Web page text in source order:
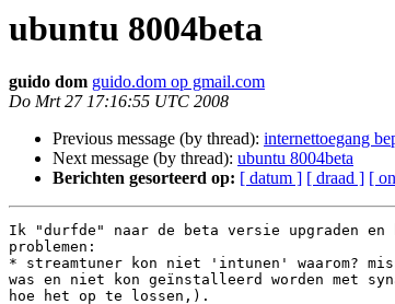
ubuntu 8004beta
guido dom guido.dom op gmail.com
Do Mrt 27 17:16:55 UTC 2008
Previous message (by thread): internettoegang
Next message (by thread): ubuntu 8004beta
Berichten gesorteerd op: [ datum ] [ draad ] [
Ik "durfde" naar de beta versie upgraden en
problemen:
* streamtuner kon niet 'intunen' waarom?
was en niet kon geïnstalleerd worden met
hoe het op te lossen,).